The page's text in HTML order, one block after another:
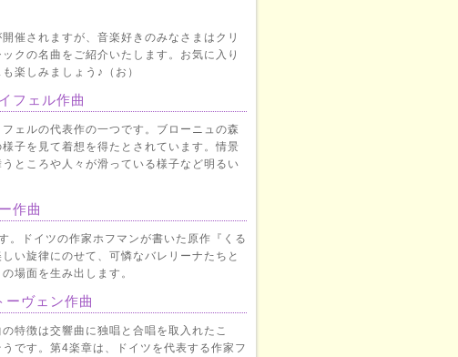
催されますが、音楽好きのみなさまはクリ
クの名曲をご紹介いたします。お気に入り
楽しみましょう♪（お）
フェル作曲
ェルの代表作の一つです。ブローニュの森
子を見て着想を得たとされています。情景
ところや人々が滑っている様子など明るい
作曲
。ドイツの作家ホフマンが書いた原作『くる
い旋律にのせて、可憐なバレリーナたちと
場面を生み出します。
ヴェン作曲
特徴は交響曲に独唱と合唱を取入れたこ
です。第4楽章は、ドイツを代表する作家フ